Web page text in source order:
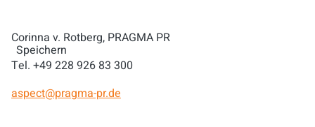
Corinna v. Rotberg, PRAGMA PR
Tel. +49 228 926 83 300
aspect@pragma-pr.de
Speichern